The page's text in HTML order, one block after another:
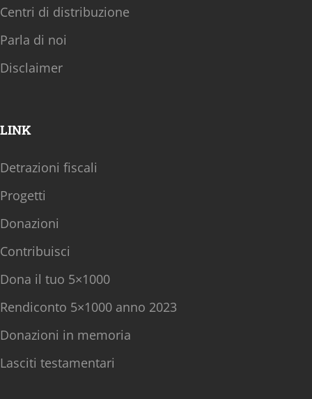
Centri di distribuzione
Parla di noi
Disclaimer
LINK
Detrazioni fiscali
Progetti
Donazioni
Contribuisci
Dona il tuo 5×1000
Rendiconto 5×1000 anno 2023
Donazioni in memoria
Lasciti testamentari